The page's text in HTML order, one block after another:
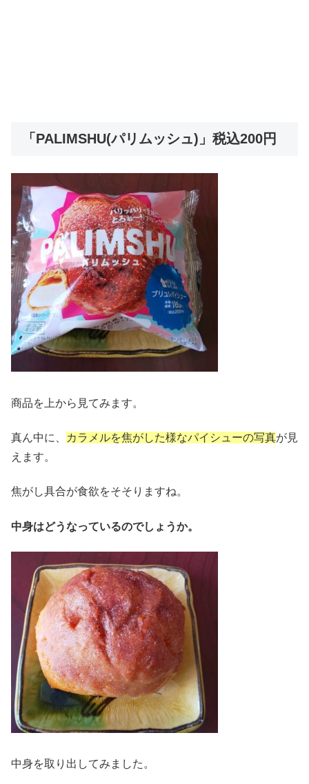
「PALIMSHU(パリムッシュ)」税込200円
商品を上から見てみます。
真ん中に、 カラメルを焦がした様なパイシューの写真が見
えます。
焦がし具合が食欲をそそりますね。
中身はどうなっているのでしょうか。
中身を取り出してみました。